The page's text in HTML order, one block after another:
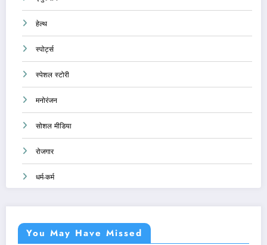
हेल्थ
स्पोर्ट्स
स्पेशल स्टोरी
मनोरंजन
सोशल मीडिया
रोजगार
धर्म-कर्म
You May Have Missed